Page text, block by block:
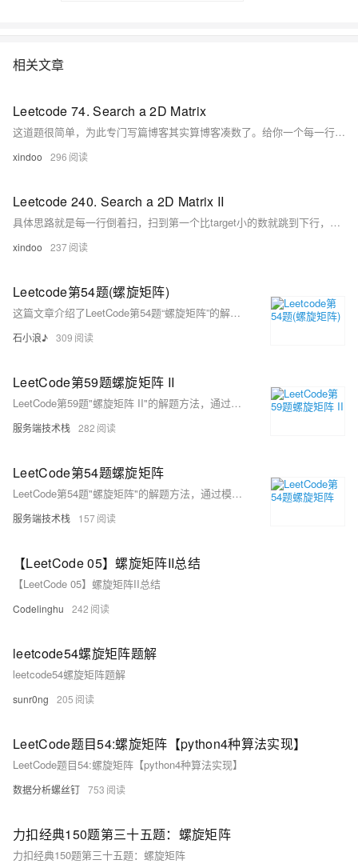
相关文章
Leetcode 74. Search a 2D Matrix
这道题很简单，为此专门写篇博客其实算博客凑数了。给你一个每一行每一列都是增序，且每一行第一个数都大于上一行末尾数的矩阵，让你判断某个数在这个矩阵中是否存在。 假设矩阵是m*n，扫一遍的时间复杂度就是O(m*n)，题目中给出的这么特殊的矩阵，时间复杂度可以降到O(m+n)，具体代码如下，写的比较挫。
xindoo 296
Leetcode 240. Search a 2D Matrix II
具体思路就是每一行倒着扫，扫到第一个比target小的数就跳到下行，如果等于当然是直接返回true了，如果下一行还比target小就继续跳下一行，直到最后一行。 为啥这么做是可行的？ 可能我比较笨，想了半天才想到。 因为每一列都是增序的，举个例子，假设matrix[0][5] > target,那么[0][5]位置右下（包含右和下）所有元素不可能比target小。
xindoo 237
Leetcode第54题(螺旋矩阵)
这篇文章介绍了LeetCode第54题“螺旋矩阵”的解题思路和C++的实现代码，该题目要求按照顺时针螺旋顺序返回给定矩阵中的所有元素。
石小浪♪ 309
LeetCode第59题螺旋矩阵 II
LeetCode第59题"螺旋矩阵 II"的解题方法，通过模拟螺旋填充过程，一圈一圈从外到内按顺序填充数字，直到完成整个矩阵的构建。
服务端技术栈 282
LeetCode第54题螺旋矩阵
LeetCode第54题"螺旋矩阵"的解题方法，通过模拟从外到内的螺旋遍历过程，并利用方向向量控制遍历方向的转换，有效输出矩阵的螺旋顺序。
服务端技术栈 157
【LeetCode 05】螺旋矩阵II总结
【LeetCode 05】螺旋矩阵II总结
Codelinghu 242
leetcode54螺旋矩阵题解
leetcode54螺旋矩阵题解
sunr0ng 205
LeetCode题目54:螺旋矩阵【python4种算法实现】
LeetCode题目54:螺旋矩阵【python4种算法实现】
数据分析螺丝钉 753
力扣经典150题第三十五题：螺旋矩阵
力扣经典150题第三十五题：螺旋矩阵